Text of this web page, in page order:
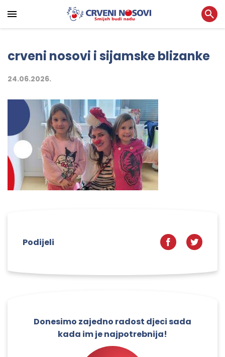
crveni nosovi i sijamske blizanke
24.06.2026.
Podijeli
Donesimo zajedno radost djeci sada
kada im je najpotrebnija!